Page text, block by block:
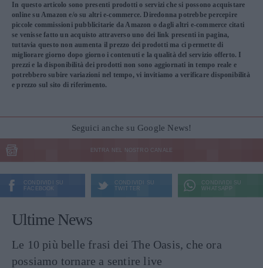
In questo articolo sono presenti prodotti o servizi che si possono acquistare
online su Amazon e/o su altri e-commerce. Diredonna potrebbe percepire
piccole commissioni pubblicitarie da Amazon o dagli altri e-commerce citati
se venisse fatto un acquisto attraverso uno dei link presenti in pagina,
tuttavia questo non aumenta il prezzo dei prodotti ma ci permette di
migliorare giorno dopo giorno i contenuti e la qualità del servizio offerto. I
prezzi e la disponibilità dei prodotti non sono aggiornati in tempo reale e
potrebbero subire variazioni nel tempo, vi invitiamo a verificare disponibilità
e prezzo sul sito di riferimento.
Seguici anche su Google News!
ENTRA NEL NOSTRO CANALE
CONDIVIDI SU
FACEBOOK
CONDIVIDI SU
TWITTER
CONDIVIDI SU
WHATSAPP
Ultime News
Le 10 più belle frasi dei The Oasis, che ora
possiamo tornare a sentire live